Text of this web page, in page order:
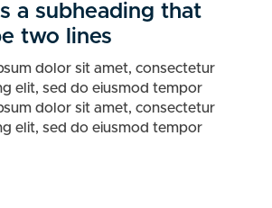
a subheading that
two lines
dolor sit amet, consectetur
elit, sed do eiusmod tempor
dolor sit amet, consectetur
elit, sed do eiusmod tempor